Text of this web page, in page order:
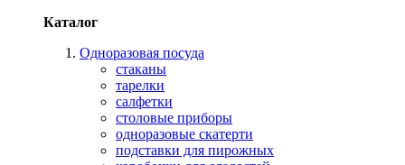
Каталог
Одноразовая посуда
стаканы
тарелки
салфетки
столовые приборы
одноразовые скатерти
подставки для пирожных